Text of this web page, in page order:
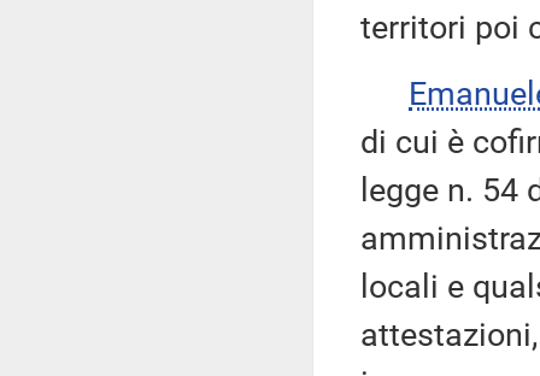
territori poi
di cui è
legge n. 54
locali e